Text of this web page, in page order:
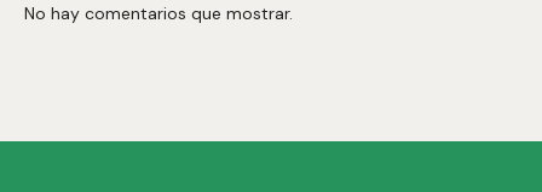
No hay comentarios que mostrar.